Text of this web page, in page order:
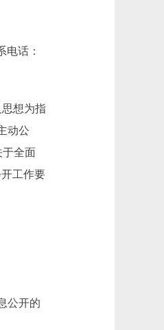
电话：
想为指
动公
于全面
工作要
公开的